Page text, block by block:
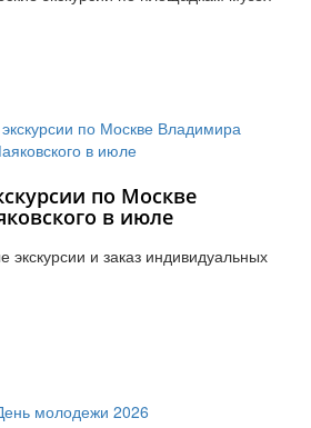
по Москве
в июле
и заказ индивидуальных